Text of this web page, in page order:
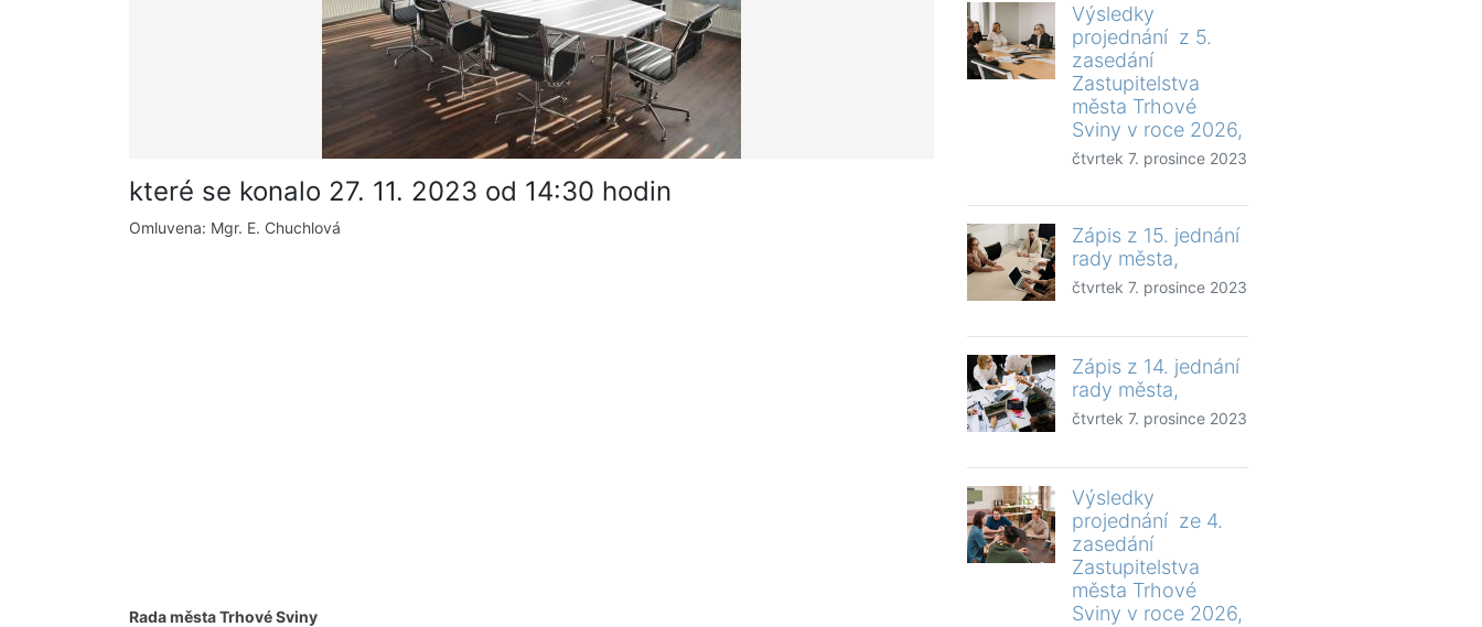
které se konalo 27. 11. 2023 od 14:30 hodin
Omluvena: Mgr. E. Chuchlová
Rada města Trhové Sviny
Výsledky
projednání z 5.
zasedání
Zastupitelstva
města Trhové
Sviny v roce 2026,
čtvrtek 7. prosince 2023
Zápis z 15. jednání
rady města,
čtvrtek 7. prosince 2023
Zápis z 14. jednání
rady města,
čtvrtek 7. prosince 2023
Výsledky
projednání ze 4.
zasedání
Zastupitelstva
města Trhové
Sviny v roce 2026,